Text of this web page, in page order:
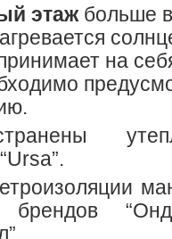
этажбольше
на